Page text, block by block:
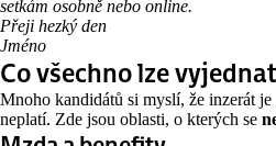
setkám osobně nebo online.
Přeji hezký den
Jméno
Co všechno lze vyjednat
Mnoho kandidátů si myslí, že inzerát
neplatí. Zde jsou oblasti, o kterých se